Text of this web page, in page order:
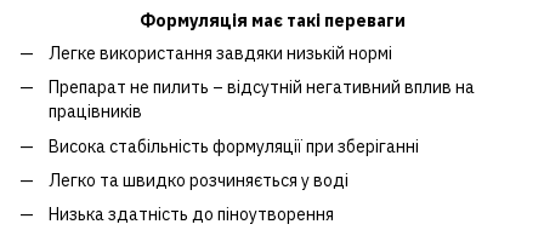
Формуляція має такі переваги
Легке використання завдяки низькій нормі
Препарат не пилить – відсутній негативний вплив на
працівників
Висока стабільність формуляції при зберіганні
Легко та швидко розчиняється у воді
Низька здатність до піноутворення